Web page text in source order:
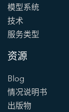
模型系统
技术
服务类型
资源
Blog
情况说明书
出版物